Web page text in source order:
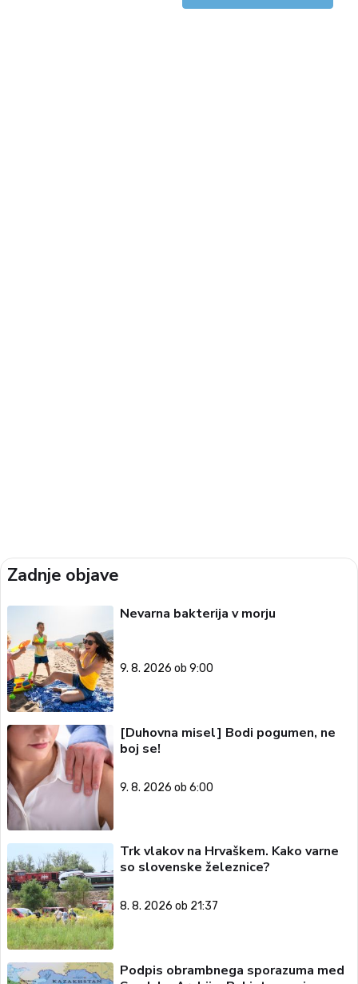
Zadnje objave
Nevarna bakterija v morju
9. 8. 2026 ob 9:00
[Duhovna misel] Bodi pogumen, ne
boj se!
9. 8. 2026 ob 6:00
Trk vlakov na Hrvaškem. Kako varne
so slovenske železnice?
8. 8. 2026 ob 21:37
Podpis obrambnega sporazuma med